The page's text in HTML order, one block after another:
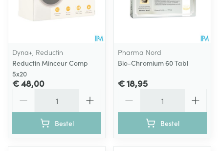
Dyna+, Reductin
Reductin Minceur Comp
5x20
€ 48,00
Bestel
Pharma Nord
Bio-Chromium 60 Tabl
€ 18,95
Bestel